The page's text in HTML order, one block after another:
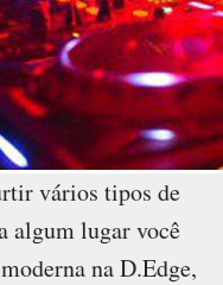
vários tipos de
algum lugar você
na D.Edge,